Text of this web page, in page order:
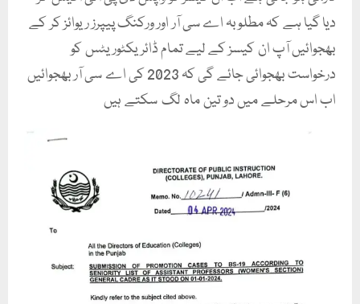
دیا گیا ہے کہ مطلوبہ اے سی آر اور ورکنگ پیپرز ریوائز کر کے
بھجوائیں آپ ان کیسز کے لیے تمام ڈائریکٹوریٹس کو
درخواست بھجوائی جائے گی کہ 2023 کی اے سی آر بھجوائیں
اب اس مرحلے میں دو تین ماہ لگ سکتے ہیں